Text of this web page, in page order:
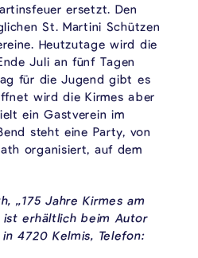
ersetzt. Den
St. Martini Schützen
Heutzutage wird die
Juli an fünf Tagen
für die Jugend gibt es
wird die Kirmes aber
ein Gastverein im
steht eine Party, von
organisiert, auf dem
„175 Jahre Kirmes am
ist erhältlich beim Autor
4720 Kelmis, Telefon: